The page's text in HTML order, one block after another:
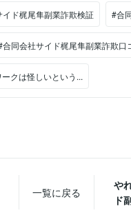
ド梶尾隼副業詐欺検証 #合
合同会社サイド梶尾隼副業詐欺口
クは怪しいという...
一覧に戻る
や
ド